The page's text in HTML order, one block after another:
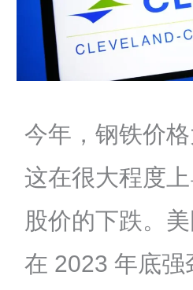
今年，钢铁价格
这在很大程度
股价的下跌。
在 2023 年底强